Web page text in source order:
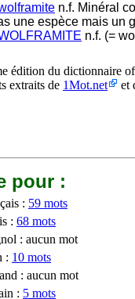
n.f. Minéral
une espèce mais un
n.f. (=
édition du dictionnaire
extraits de 1Mot.net et
pour :
: 59 mots
: 68 mots
: aucun mot
: 10 mots
: aucun mot
: 5 mots